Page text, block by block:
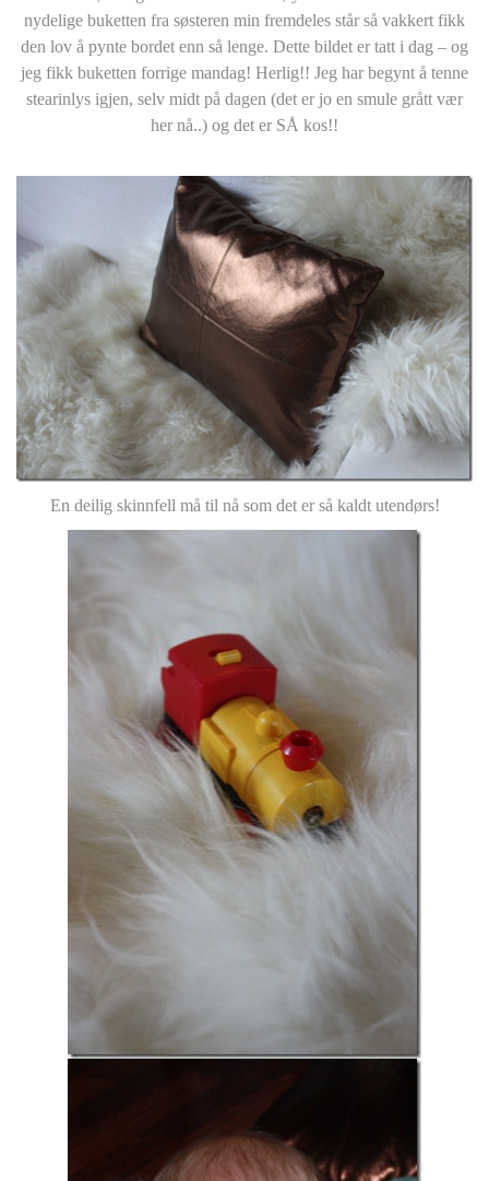
nydelige buketten fra søsteren min fremdeles står så vakkert fikk
den lov å pynte bordet enn så lenge. Dette bildet er tatt i dag – og
jeg fikk buketten forrige mandag! Herlig!! Jeg har begynt å tenne
stearinlys igjen, selv midt på dagen (det er jo en smule grått vær
her nå..) og det er SÅ kos!!
En deilig skinnfell må til nå som det er så kaldt utendørs!